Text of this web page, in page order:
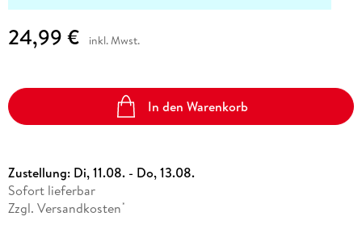
24,99 € inkl. Mwst.
In den Warenkorb
Zustellung: Di, 11.08. - Do, 13.08.
Sofort lieferbar
Zzgl. Versandkosten *